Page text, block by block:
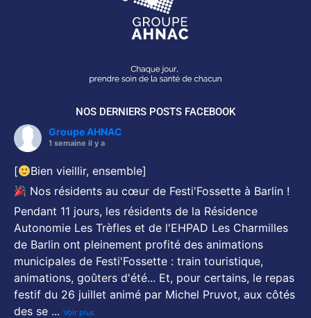
NOS DERNIERS POSTS FACEBOOK
Groupe AHNAC
1 semaine il y a
[
Bien vieillir, ensemble]
Nos résidents au cœur de Festi'Fossette à Barlin !
Pendant 11 jours, les résidents de la Résidence
Autonomie Les Trèfles et de l'EHPAD Les Charmilles
de Barlin ont pleinement profité des animations
municipales de Festi'Fossette : train touristique,
animations, goûters d'été... Et, pour certains, le repas
festif du 26 juillet animé par Michel Pruvot, aux côtés
des se ... Voir plus